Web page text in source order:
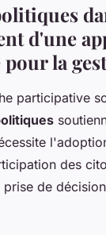
d'une
la
participative
des
de